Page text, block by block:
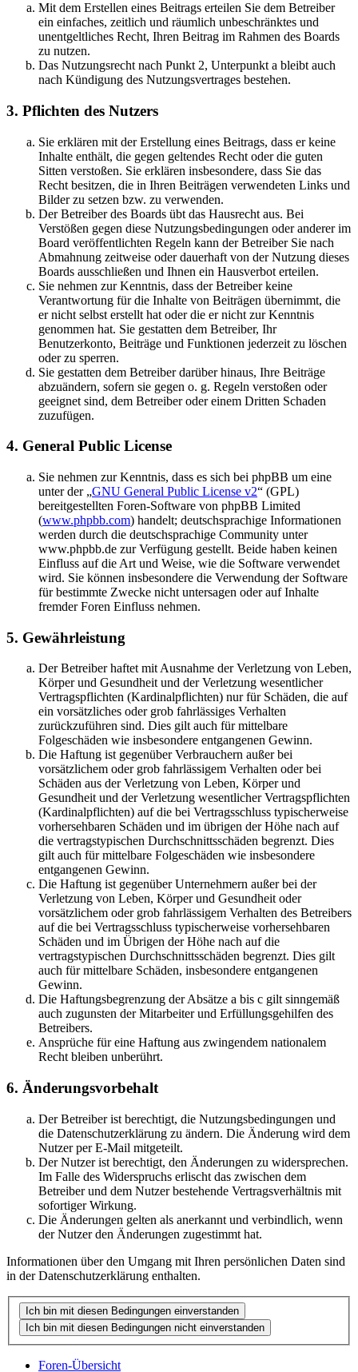
Mit dem Erstellen eines Beitrags erteilen Sie dem Betreiber
ein einfaches, zeitlich und räumlich unbeschränktes und
unentgeltliches Recht, Ihren Beitrag im Rahmen des Boards
zu nutzen.
Das Nutzungsrecht nach Punkt 2, Unterpunkt a bleibt auch
nach Kündigung des Nutzungsvertrages bestehen.
3. Pflichten des Nutzers
Sie erklären mit der Erstellung eines Beitrags, dass er keine
Inhalte enthält, die gegen geltendes Recht oder die guten
Sitten verstoßen. Sie erklären insbesondere, dass Sie das
Recht besitzen, die in Ihren Beiträgen verwendeten Links und
Bilder zu setzen bzw. zu verwenden.
Der Betreiber des Boards übt das Hausrecht aus. Bei
Verstößen gegen diese Nutzungsbedingungen oder anderer im
Board veröffentlichten Regeln kann der Betreiber Sie nach
Abmahnung zeitweise oder dauerhaft von der Nutzung dieses
Boards ausschließen und Ihnen ein Hausverbot erteilen.
Sie nehmen zur Kenntnis, dass der Betreiber keine
Verantwortung für die Inhalte von Beiträgen übernimmt, die
er nicht selbst erstellt hat oder die er nicht zur Kenntnis
genommen hat. Sie gestatten dem Betreiber, Ihr
Benutzerkonto, Beiträge und Funktionen jederzeit zu löschen
oder zu sperren.
Sie gestatten dem Betreiber darüber hinaus, Ihre Beiträge
abzuändern, sofern sie gegen o. g. Regeln verstoßen oder
geeignet sind, dem Betreiber oder einem Dritten Schaden
zuzufügen.
4. General Public License
Sie nehmen zur Kenntnis, dass es sich bei phpBB um eine
unter der „GNU General Public License v2“ (GPL)
bereitgestellten Foren-Software von phpBB Limited
(www.phpbb.com) handelt; deutschsprachige Informationen
werden durch die deutschsprachige Community unter
www.phpbb.de zur Verfügung gestellt. Beide haben keinen
Einfluss auf die Art und Weise, wie die Software verwendet
wird. Sie können insbesondere die Verwendung der Software
für bestimmte Zwecke nicht untersagen oder auf Inhalte
fremder Foren Einfluss nehmen.
5. Gewährleistung
Der Betreiber haftet mit Ausnahme der Verletzung von Leben,
Körper und Gesundheit und der Verletzung wesentlicher
Vertragspflichten (Kardinalpflichten) nur für Schäden, die auf
ein vorsätzliches oder grob fahrlässiges Verhalten
zurückzuführen sind. Dies gilt auch für mittelbare
Folgeschäden wie insbesondere entgangenen Gewinn.
Die Haftung ist gegenüber Verbrauchern außer bei
vorsätzlichem oder grob fahrlässigem Verhalten oder bei
Schäden aus der Verletzung von Leben, Körper und
Gesundheit und der Verletzung wesentlicher Vertragspflichten
(Kardinalpflichten) auf die bei Vertragsschluss typischerweise
vorhersehbaren Schäden und im übrigen der Höhe nach auf
die vertragstypischen Durchschnittsschäden begrenzt. Dies
gilt auch für mittelbare Folgeschäden wie insbesondere
entgangenen Gewinn.
Die Haftung ist gegenüber Unternehmern außer bei der
Verletzung von Leben, Körper und Gesundheit oder
vorsätzlichem oder grob fahrlässigem Verhalten des Betreibers
auf die bei Vertragsschluss typischerweise vorhersehbaren
Schäden und im Übrigen der Höhe nach auf die
vertragstypischen Durchschnittsschäden begrenzt. Dies gilt
auch für mittelbare Schäden, insbesondere entgangenen
Gewinn.
Die Haftungsbegrenzung der Absätze a bis c gilt sinngemäß
auch zugunsten der Mitarbeiter und Erfüllungsgehilfen des
Betreibers.
Ansprüche für eine Haftung aus zwingendem nationalem
Recht bleiben unberührt.
6. Änderungsvorbehalt
Der Betreiber ist berechtigt, die Nutzungsbedingungen und
die Datenschutzerklärung zu ändern. Die Änderung wird dem
Nutzer per E-Mail mitgeteilt.
Der Nutzer ist berechtigt, den Änderungen zu widersprechen.
Im Falle des Widerspruchs erlischt das zwischen dem
Betreiber und dem Nutzer bestehende Vertragsverhältnis mit
sofortiger Wirkung.
Die Änderungen gelten als anerkannt und verbindlich, wenn
der Nutzer den Änderungen zugestimmt hat.
Informationen über den Umgang mit Ihren persönlichen Daten sind
in der Datenschutzerklärung enthalten.
Foren-Übersicht